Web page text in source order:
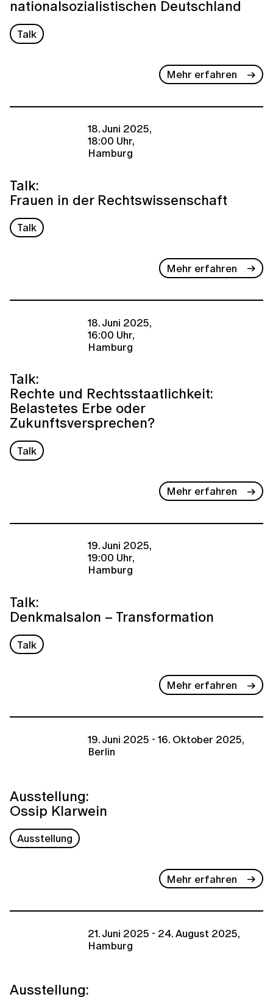
nationalsozialistischen Deutschland
Talk
Mehr erfahren
18. Juni 2025,
18:00 Uhr,
Hamburg
Talk:
Frauen in der Rechtswissenschaft
Talk
Mehr erfahren
18. Juni 2025,
16:00 Uhr,
Hamburg
Talk:
Rechte und Rechtsstaatlichkeit:
Belastetes Erbe oder
Zukunftsversprechen?
Talk
Mehr erfahren
19. Juni 2025,
19:00 Uhr,
Hamburg
Talk:
Denkmalsalon – Transformation
Talk
Mehr erfahren
19. Juni 2025 - 16. Oktober 2025,
Berlin
Ausstellung:
Ossip Klarwein
Ausstellung
Mehr erfahren
21. Juni 2025 - 24. August 2025,
Hamburg
Ausstellung: